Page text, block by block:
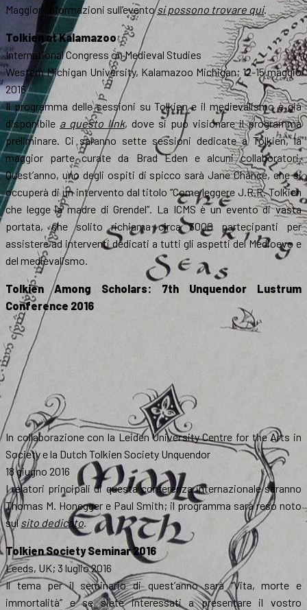
Maggiori informazioni sull’eventosi possono trovare qui.
Tolkien at Kalamazoo
International Congress on Medieval Studies
Western Michigan University, Kalamazoo Michigan; 12-15 maggio
2016
Il programma delle sessioni su Tolkien e il medievalismo è già
disponibile a questo link, dove si può visionare il programma
preliminare. Ci saranno sette sessioni dedicate a Tolkien, la
maggior parte curate da Brad Eden e alcuni collaboratori.
Quest’anno, uno degli ospiti di spicco sarà Jane Chance, che si
occuperà di un intervento dal titolo “Come leggere J.R.R. Tolkien
che legge la madre di Grendel”. La ICMS è un evento di vasta
portata, che solito richiama circa 3000 partecipanti per
assistere ad interventi dedicati a tutti gli aspetti del Medioevo e
del medievalismo.
Tolkien Among Scholars: 7th Unquendor Lustrum
Conference 2016
In collaborazione con la Leiden University Centre for the Arts in
Society e la Dutch Tolkien Society Unquendor
18 giugno 2016
I relatori principali di questa conferenza internazionale saranno
Thomas M. Honegger e Paul Smith; il programma sarà reso noto
sulsito dedicato.
Tolkien Society Seminar 2016
Leeds, UK; 3 luglio 2016
Il tema per il seminario di quest’anno sarà “Vita, morte e
immortalità” e se siete interessati a presentare il vostro